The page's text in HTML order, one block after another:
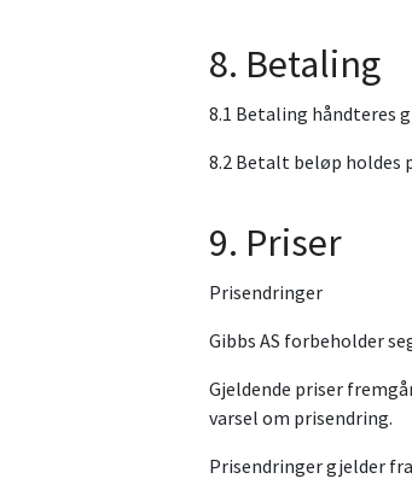
8. Betaling
8.1 Betaling håndteres
8.2 Betalt beløp holdes
9. Priser
Prisendringer
Gibbs AS forbeholder
Gjeldende priser
varsel om prisendring.
Prisendringer gjelder